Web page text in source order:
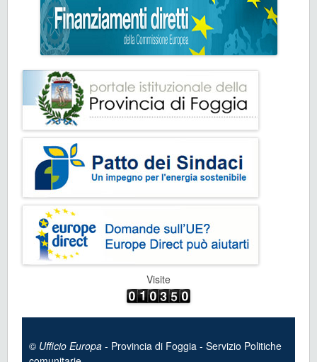
Visite
© Ufficio Europa - Provincia di Foggia - Servizio Politiche